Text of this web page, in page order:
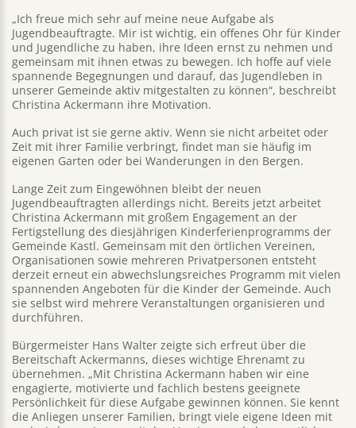
„Ich freue mich sehr auf meine neue Aufgabe als
Jugendbeauftragte. Mir ist wichtig, ein offenes Ohr für Kinder
und Jugendliche zu haben, ihre Ideen ernst zu nehmen und
gemeinsam mit ihnen etwas zu bewegen. Ich hoffe auf viele
spannende Begegnungen und darauf, das Jugendleben in
unserer Gemeinde aktiv mitgestalten zu können“, beschreibt
Christina Ackermann ihre Motivation.
Auch privat ist sie gerne aktiv. Wenn sie nicht arbeitet oder
Zeit mit ihrer Familie verbringt, findet man sie häufig im
eigenen Garten oder bei Wanderungen in den Bergen.
Lange Zeit zum Eingewöhnen bleibt der neuen
Jugendbeauftragten allerdings nicht. Bereits jetzt arbeitet
Christina Ackermann mit großem Engagement an der
Fertigstellung des diesjährigen Kinderferienprogramms der
Gemeinde Kastl. Gemeinsam mit den örtlichen Vereinen,
Organisationen sowie mehreren Privatpersonen entsteht
derzeit erneut ein abwechslungsreiches Programm mit vielen
spannenden Angeboten für die Kinder der Gemeinde. Auch
sie selbst wird mehrere Veranstaltungen organisieren und
durchführen.
Bürgermeister Hans Walter zeigte sich erfreut über die
Bereitschaft Ackermanns, dieses wichtige Ehrenamt zu
übernehmen. „Mit Christina Ackermann haben wir eine
engagierte, motivierte und fachlich bestens geeignete
Persönlichkeit für diese Aufgabe gewinnen können. Sie kennt
die Anliegen unserer Familien, bringt viele eigene Ideen mit